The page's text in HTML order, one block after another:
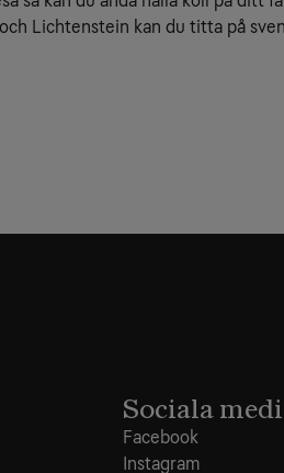
Lichtenstein kan du titta på
Sociala
Facebook
Instagram